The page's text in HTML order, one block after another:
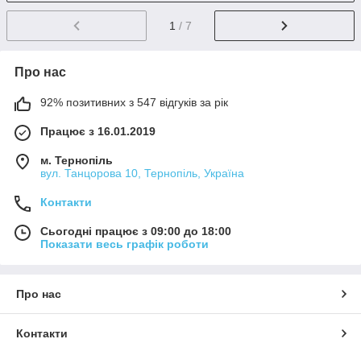
1 / 7
Про нас
92% позитивних з 547 відгуків за рік
Працює з 16.01.2019
м. Тернопіль
вул. Танцорова 10, Тернопіль, Україна
Контакти
Сьогодні працює з 09:00 до 18:00
Показати весь графік роботи
Про нас
Контакти